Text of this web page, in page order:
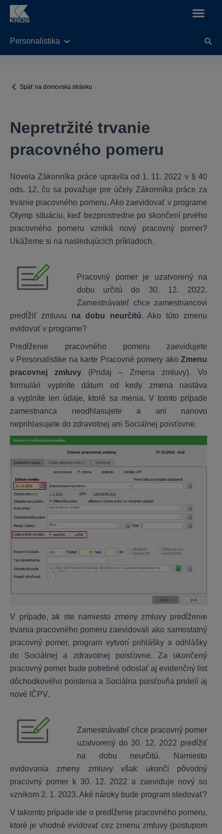
Personalistika
Legislatívne úpravy v aplikácií od 01.01.2025
Balík KROS Fakturácie
Funkcie
E-shop
KROS Sklad
Nastavenia
Funkcie
Digitálna kancelária
Začíname
Čo KROS Digitálna kancelária ponúka
Používatelia
Funkcie
Prepojenie s účtovníctvom
Nastavenia
KROS Dochádzka
Základné nastavenia
Prístupy a čítačky
Nastavenie zamestnanca
Voliteľné položky a výnimky
Pracovné kalendáre
Tlačové zostavy
HR systém
Nastavenie HR systému
Práca s kartou zamestnanca
Práca so šanónmi
Personálne dotazníky
ALFA plus
Peňažný denník
Záväzky a pohľadávky
DPH
Majetok
Sklad
Jazdy a cestovné príkazy
Uzávierky, DPFO
Späť na domovskú stránku
Nepretržité trvanie
pracovného pomeru
Novela Zákonníka práce upravila od 1. 11. 2022 v § 40
ods. 12, čo sa považuje pre účely Zákonníka práce za
trvanie pracovného pomeru. Ako zaevidovať v programe
Olymp situáciu, keď bezprostredne po skončení prvého
pracovného pomeru vzniká nový pracovný pomer?
Ukážeme si na nasledujúcich príkladoch.
Pracovný pomer je uzatvorený na
dobu určitú do 30. 12. 2022.
Zamestnávateľ chce zamestnancovi
predĺžiť zmluvu na dobu neurčitú. Ako túto zmenu
evidovať v programe?
Predĺženie pracovného pomeru zaevidujete
v Personalistike na karte Pracovné pomery ako Zmenu
pracovnej zmluvy (Pridaj – Zmena zmluvy). Vo
formulári vyplníte dátum od kedy zmena nastáva
a vyplníte len údaje, ktoré sa menia. V tomto prípade
zamestnanca neodhlasujete a ani nanovo
neprihlasujete do zdravotnej ani Sociálnej poisťovne.
V prípade, ak ste namiesto zmeny zmluvy predĺženie
trvania pracovného pomeru zaevidovali ako samostatný
pracovný pomer, program vytvorí prihlášky a odhlášky
do Sociálnej a zdravotnej poisťovne. Za ukončený
pracovný pomer bude potrebné odoslať aj evidenčný list
dôchodkového poistenia a Sociálna poisťovňa pridelí aj
nové IČPV.
Zamestnávateľ chce pracovný pomer
uzatvorený do 30. 12. 2022 predĺžiť
na dobu neurčitú. Namiesto
evidovania zmeny zmluvy však ukončí pôvodný
pracovný pomer k 30. 12. 2022 a zaeviduje nový so
vznikom 2. 1. 2023. Aké nároky bude program sledovať?
V takomto prípade ide o predĺženie pracovného pomeru,
ktoré je vhodné evidovať cez zmenu zmluvy (postupom